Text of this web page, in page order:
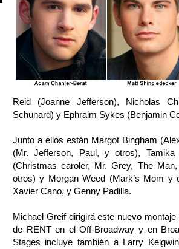
Reid (Joanne Jefferson), Nicholas
Schunard) y Ephraim Sykes (Benjamin
Junto a ellos están Margot Bingham
(Mr. Jefferson, Paul, y otros),
(Christmas caroler, Mr. Grey, The
otros) y Morgan Weed (Mark’s Mom y
Xavier Cano, y Genny Padilla.
Michael Greif dirigirá este nuevo
de RENT en el Off-Broadway y en
Stages incluye también a Larry